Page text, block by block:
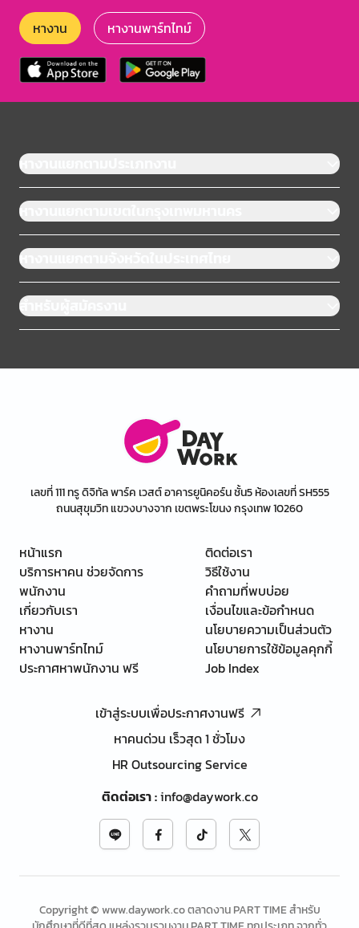
หางาน หางานพาร์ทไทม์
หางานแยกตามประเภทงาน
หางานแยกตามเขตในกรุงเทพมหานคร
หางานแยกตามจังหวัดในประเทศไทย
สำหรับผู้สมัครงาน
เลขที่ 111 ทรู ดิจิทัล พาร์ค เวสต์ อาคารยูนิคอร์น ชั้น5 ห้องเลขที่ SH555
ถนนสุขุมวิท แขวงบางจาก เขตพระโขนง กรุงเทพ 10260
หน้าแรก
บริการหาคน ช่วยจัดการ
พนักงาน
เกี่ยวกับเรา
หางาน
หางานพาร์ทไทม์
ประกาศหาพนักงาน ฟรี
ติดต่อเรา
วิธีใช้งาน
คำถามที่พบบ่อย
เงื่อนไขและข้อกำหนด
นโยบายความเป็นส่วนตัว
นโยบายการใช้ข้อมูลคุกกี้
Job Index
เข้าสู่ระบบเพื่อประกาศงานฟรี
หาคนด่วน เร็วสุด 1 ชั่วโมง
HR Outsourcing Service
ติดต่อเรา:info@daywork.co
Copyright © www.daywork.co ตลาดงาน PART TIME สำหรับ